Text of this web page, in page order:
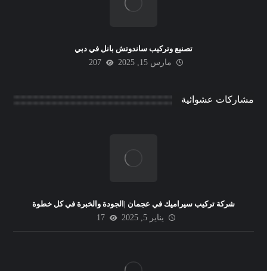
تصنيع وتركيب ساندوتش بانل في دبي
مارس 15, 2025
207
مشاركات عشوائية
شركة تركيب سيراميك في عجمان |الجودة والخبرة في كل خطوة
يناير 5, 2025
17